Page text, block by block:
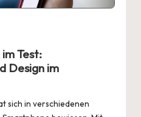
Test:
Design im
sich in verschiedenen